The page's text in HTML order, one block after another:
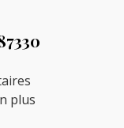
plus